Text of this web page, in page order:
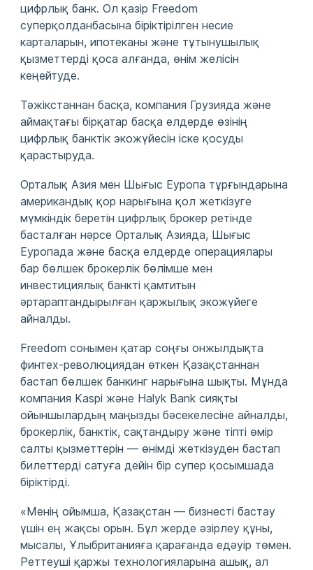
цифрлық банк. Ол қазір Freedom
суперқолданбасына біріктірілген несие
карталарын, ипотеканы және тұтынушылық
қызметтерді қоса алғанда, өнім желісін
кеңейтуде.
Тәжікстаннан басқа, компания Грузияда және
аймақтағы бірқатар басқа елдерде өзінің
цифрлық банктік экожүйесін іске қосуды
қарастыруда.
Орталық Азия мен Шығыс Еуропа тұрғындарына
американдық қор нарығына қол жеткізуге
мүмкіндік беретін цифрлық брокер ретінде
басталған нәрсе Орталық Азияда, Шығыс
Еуропада және басқа елдерде операциялары
бар бөлшек брокерлік бөлімше мен
инвестициялық банкті қамтитын
әртараптандырылған қаржылық экожүйеге
айналды.
Freedom сонымен қатар соңғы онжылдықта
финтех-революциядан өткен Қазақстаннан
бастап бөлшек банкинг нарығына шықты. Мұнда
компания Kaspi және Halyk Bank сияқты
ойыншылардың маңызды бәсекелесіне айналды,
брокерлік, банктік, сақтандыру және тіпті өмір
салты қызметтерін — өнімді жеткізуден бастап
билеттерді сатуға дейін бір супер қосымшада
біріктірді.
«Менің ойымша, Қазақстан — бизнесті бастау
үшін ең жақсы орын. Бұл жерде әзірлеу құны,
мысалы, Ұлыбританияға қарағанда едәуір төмен.
Реттеуші қаржы технологияларына ашық, ал